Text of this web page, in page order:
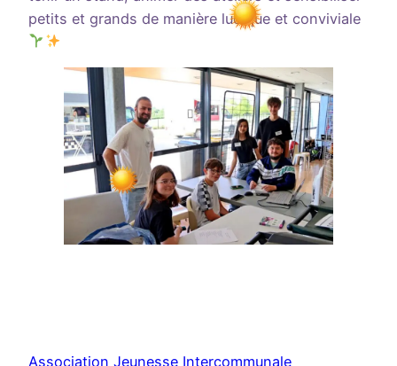
petits et grands de manière ludique et conviviale
Association Jeunesse Intercommunale